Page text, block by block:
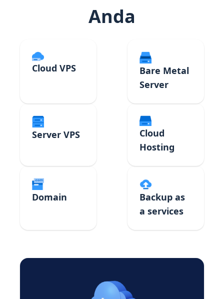
Anda
Cloud VPS
Bare Metal
Server
Server VPS
Cloud
Hosting
Domain
Backup as
a services